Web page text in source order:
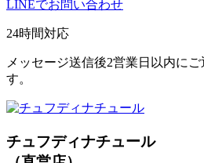
LINEでお問い合わせ
24時間対応
メッセージ送信後2営業日以内に
す。
チュフディナチュール